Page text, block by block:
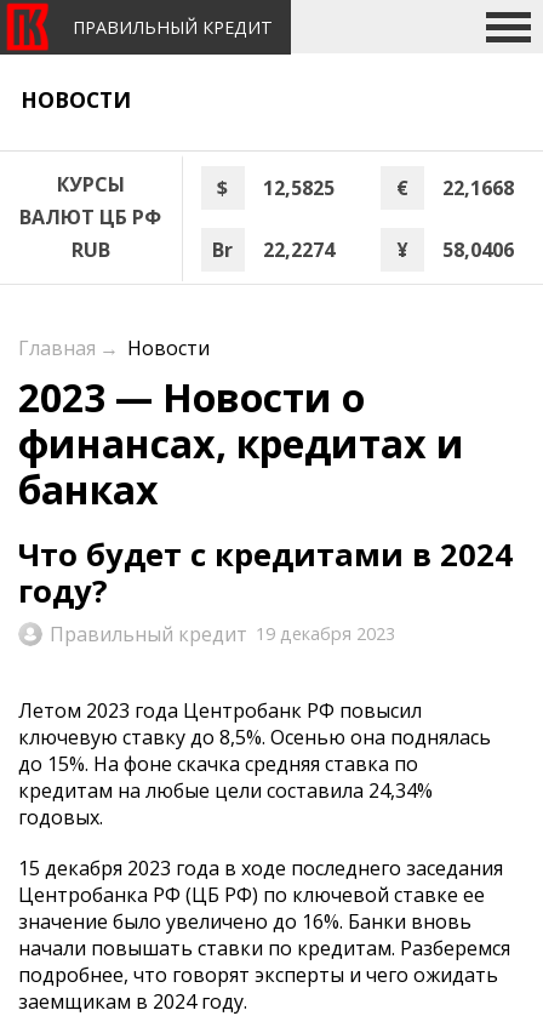
ПРАВИЛЬНЫЙ КРЕДИТ
НОВОСТИ
КУРСЫ
ВАЛЮТ ЦБ РФ
RUB
$ 12,5825 € 22,1668
Br 22,2274 ¥ 58,0406
Главная → Новости
2023 — Новости о
финансах, кредитах и
банках
Что будет с кредитами в 2024
году?
Правильный кредит 19 декабря 2023
Летом 2023 года Центробанк РФ повысил
ключевую ставку до 8,5%. Осенью она поднялась
до 15%. На фоне скачка средняя ставка по
кредитам на любые цели составила 24,34%
годовых.
15 декабря 2023 года в ходе последнего заседания
Центробанка РФ (ЦБ РФ) по ключевой ставке ее
значение было увеличено до 16%. Банки вновь
начали повышать ставки по кредитам. Разберемся
подробнее, что говорят эксперты и чего ожидать
заемщикам в 2024 году.